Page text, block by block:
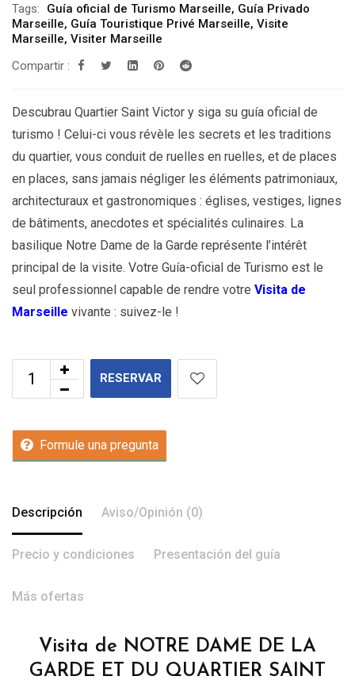
Tags: Guía oficial de Turismo Marseille, Guía Privado
Marseille, Guía Touristique Privé Marseille, Visite
Marseille, Visiter Marseille
Compartir :
Descubrau Quartier Saint Victor y siga su guía oficial de
turismo ! Celui-ci vous révèle les secrets et les traditions
du quartier, vous conduit de ruelles en ruelles, et de places
en places, sans jamais négliger les éléments patrimoniaux,
architecturaux et gastronomiques : églises, vestiges, lignes
de bâtiments, anecdotes et spécialités culinaires. La
basilique Notre Dame de la Garde représente l’intérêt
principal de la visite. Votre Guía-oficial de Turismo est le
seul professionnel capable de rendre votre Visita de
Marseille vivante : suivez-le !
RESERVAR
Formule una pregunta
Descripción Aviso/Opinión (0)
Precio y condiciones Presentación del guía
Más ofertas
Visita de NOTRE DAME DE LA
GARDE ET DU QUARTIER SAINT